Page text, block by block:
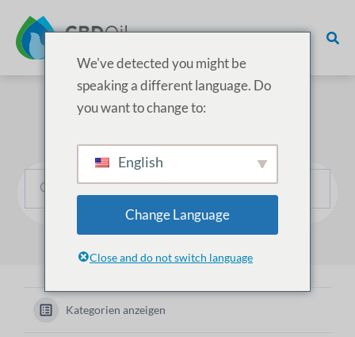
Kategorien anzeigen
We've detected you might be
speaking a different language. Do
you want to change to:
English
Change Language
Close and do not switch language